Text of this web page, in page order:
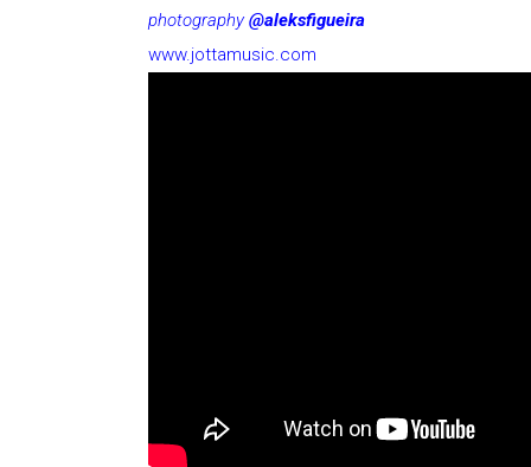
photography@aleksfigueira
www.jottamusic.com